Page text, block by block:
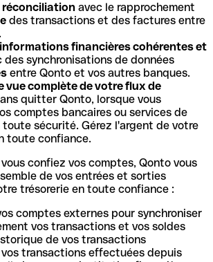
réconciliation avec le rapprochement
des transactions et des factures entre
financières cohérentes et
des synchronisations de données
entre Qonto et vos autres banques.
vue complète de votre flux de
quitter Qonto, lorsque vous
comptes bancaires ou services de
toute sécurité. Gérez l'argent de votre
toute confiance.
confiez vos comptes, Qonto vous
de vos entrées et sorties
trésorerie en toute confiance :
comptes externes pour synchroniser
vos transactions et vos soldes
de vos transactions
vos transactions effectuées depuis